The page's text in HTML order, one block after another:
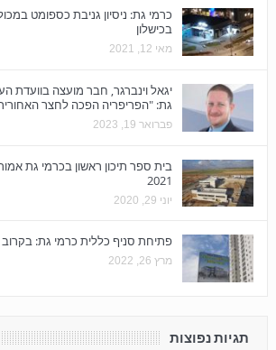
כרמי גת: ניסיון גניבת כספומט
בכישלון
מאי 12, 2021
יגאל וינברגר, חבר מועצה בוועדת
גת: "הפריפריה הפכה לחצר
פברואר 19, 2023
בית ספר תיכון ראשון בכרמי גת
2021
יוני 29, 2020
פתיחת סניף כללית כרמי גת:
מרץ 26, 2022
תגיות נפוצות